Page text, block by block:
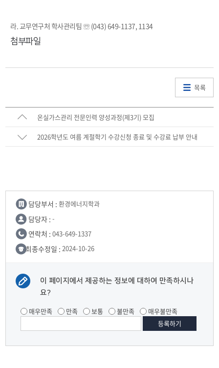
라. 교무연구처 학사관리팀 ☏(043) 649-1137, 1134
첨부파일
목록
온실가스관리 전문인력 양성과정(제3기) 모집
2026학년도 여름 계절학기 수강신청 종료 및 수강료 납부 안내
담당부서 : 환경에너지학과
담당자 : -
연락처 : 043-649-1337
최종수정일 : 2024-10-26
이 페이지에서 제공하는 정보에 대하여 만족하시나
요?
매우만족 만족 보통 불만족 매우불만족